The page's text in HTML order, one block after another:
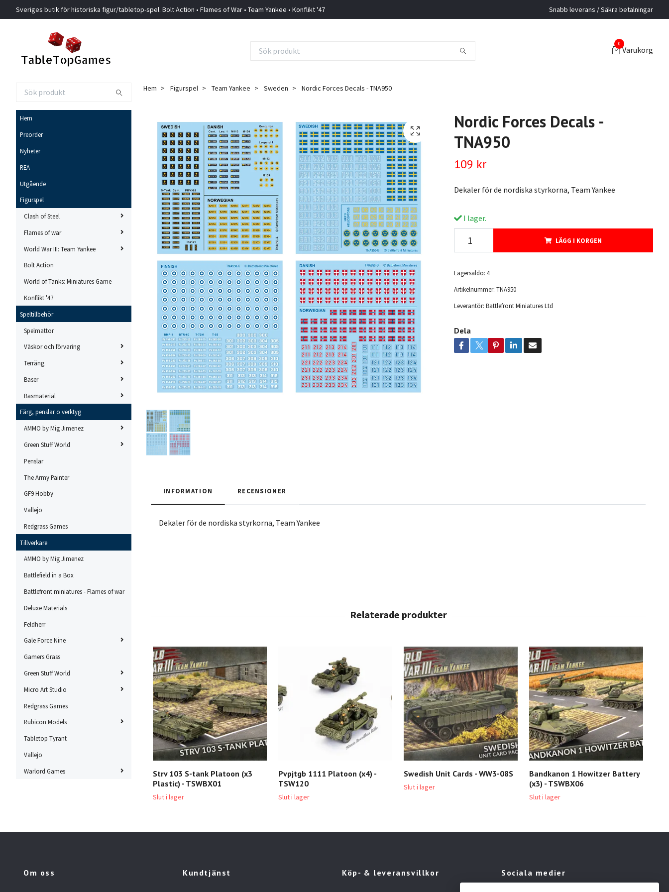
Sveriges butik för historiska figur/tabletop-spel. Bolt Action • Flames of War • Team Yankee • Konflikt '47 Snabb leverans / Säkra betalningar
0
Varukorg
Hem
Preorder
Nyheter
REA
Utgående
Figurspel
Clash of Steel
Flames of war
World War III: Team Yankee
Bolt Action
World of Tanks: Miniatures Game
Konflikt '47
Speltillbehör
Spelmattor
Väskor och förvaring
Terräng
Baser
Basmaterial
Färg, penslar o verktyg
AMMO by Mig Jimenez
Green Stuff World
Penslar
The Army Painter
GF9 Hobby
Vallejo
Redgrass Games
Tillverkare
AMMO by Mig Jimenez
Battlefield in a Box
Battlefront miniatures - Flames of war
Deluxe Materials
Feldherr
Gale Force Nine
Gamers Grass
Green Stuff World
Micro Art Studio
Redgrass Games
Rubicon Models
Tabletop Tyrant
Vallejo
Warlord Games
Hem Figurspel Team Yankee Sweden Nordic Forces Decals - TNA950
Nordic Forces Decals -
TNA950
109 kr
Dekaler för de nordiska styrkorna, Team Yankee
I lager.
LÄGG I KORGEN
Lagersaldo: 4
Artikelnummer: TNA950
Leverantör: Battlefront Miniatures Ltd
Dela
INFORMATION RECENSIONER
Dekaler för de nordiska styrkorna, Team Yankee
Strv 103 S-tank Platoon (x3
Plastic) - TSWBX01
Slut i lager
Pvpjtgb 1111 Platoon (x4) -
TSW120
Slut i lager
Swedish Unit Cards - WW3-08S
Slut i lager
Bandkanon 1 Howitzer Battery
(x3) - TSWBX06
Slut i lager
Om oss Kundtjänst Köp- & leveransvillkor Sociala medier